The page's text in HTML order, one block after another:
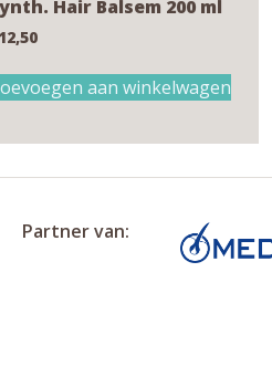
Hair Balsem 200 ml
12,50
aan winkelwagen
Partner van: